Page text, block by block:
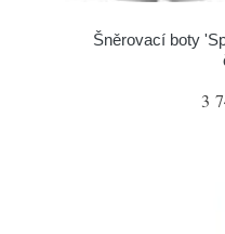
Šněrovací boty
3